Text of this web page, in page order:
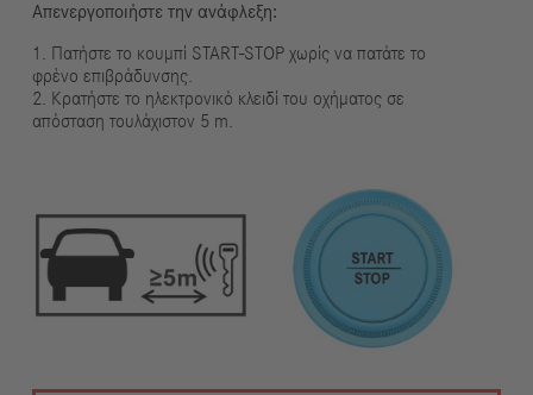
Απενεργοποιήστε την ανάφλεξη:
1. Πατήστε το κουμπί START-STOP χωρίς να πατάτε το
φρένο επιβράδυνσης.
2. Κρατήστε το ηλεκτρονικό κλειδί του οχήματος σε
απόσταση τουλάχιστον 5 m.